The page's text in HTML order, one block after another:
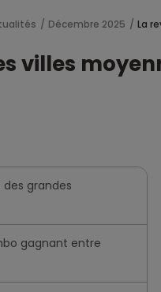
Décembre 2025 La
villes
grandes
gagnant entre